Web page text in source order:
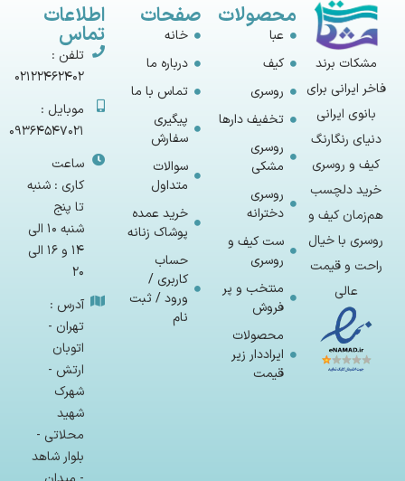
مشکات برند
فاخر ایرانی برای
بانوی ایرانی
دنیای رنگارنگ
کیف و روسری
خرید دلچسب
هم‌زمان کیف و
روسری با خیال
راحت و قیمت
عالی
محصولات
عبا
کیف
روسری
تخفیف دارها
روسری
مشکی
روسری
دخترانه
ست کیف و
روسری
منتخب و پر
فروش
محصولات
ایراددار زیر
قیمت
صفحات
خانه
درباره ما
تماس با ما
پیگیری
سفارش
سوالات
متداول
خرید عمده
پوشاک زنانه
حساب
کاربری /
ورود / ثبت
نام
اطلاعات
تماس
تلفن :
02122462402
موبایل :
09364547021
ساعت
کاری : شنبه
تا پنج
شنبه 10 الی
14 و 16 الی
20
آدرس :
تهران -
اتوبان
ارتش -
شهرک
شهید
محلاتی -
بلوار شاهد